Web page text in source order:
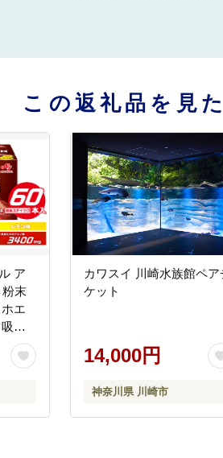
この返礼品を見
ア
末
エ
収
シ
ダ
め
カワスイ 川崎水族館ペア
ケット
14,000円
神奈川県 川崎市